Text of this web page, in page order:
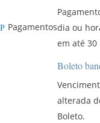
P Pagamentosdia ou
em até
Boleto
alterada
Boleto.